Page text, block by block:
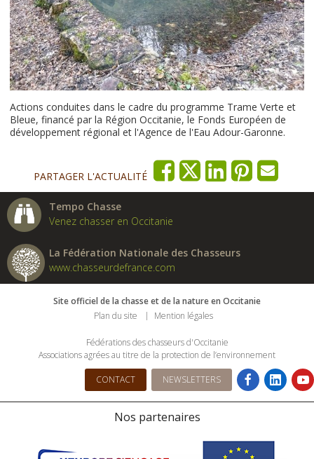
Actions conduites dans le cadre du programme Trame Verte et
Bleue, financé par la Région Occitanie, le Fonds Européen de
développement régional et l'Agence de l'Eau Adour-Garonne.
PARTAGER L'ACTUALITÉ
Tempo Chasse
Venez chasser en Occitanie
La Fédération Nationale des Chasseurs
www.chasseurdefrance.com
Site officiel de la chasse et de la nature en Occitanie
Plan du site
Mention légales
Fédérations des chasseurs d'Occitanie
Associations agrées au titre de la protection de l’environnement
CONTACT NEWSLETTERS
Nos partenaires